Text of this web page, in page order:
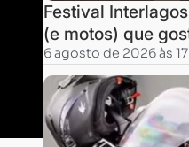
Festival
(e motos) que
6 agosto de 2026 às